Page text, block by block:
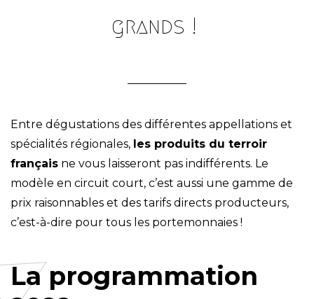
grands !
Entre dégustations des différentes appellations et
spécialités régionales, les produits du terroir
français ne vous laisseront pas indifférents. Le
modèle en circuit court, c’est aussi une gamme de
prix raisonnables et des tarifs directs producteurs,
c’est-à-dire pour tous les portemonnaies !
La programmation